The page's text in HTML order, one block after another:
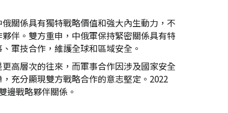
關係具有獨特戰略價值和強大內生動力，不
伴。雙方重申，中俄軍保持緊密關係具有特
軍技合作，維護全球和區域安全。
高層次的往來，而軍事合作因涉及國家安全
充分顯現雙方戰略合作的意志堅定。2022
邊戰略夥伴關係。